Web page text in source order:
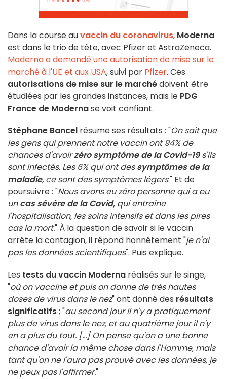
Dans la course auvaccin du coronavirus, Moderna
est dans le trio de tête, avec Pfizer et AstraZeneca.
Moderna a demandé une autorisation de mise sur le
marché à l'UE et aux USA, suivi par Pfizer. Ces
autorisations de mise sur le marchédoivent être
étudiées par les grandes instances, mais le PDG
France de Modernase voit confiant.
Stéphane Bancel résume ses résultats : "On sait que
les gens qui prennent notre vaccin ont 94% de
chances d'avoirzéro symptôme de la Covid-19s'ils
sont infectés. Les 6% qui ont dessymptômes de la
maladie, ce sont des symptômes légers." Et de
poursuivre : "Nous avons eu zéro personne qui a eu
uncas sévère de la Covid, qui entraîne
l'hospitalisation, les soins intensifs et dans les pires
cas la mort." À la question de savoir si le vaccin
arrête la contagion, il répond honnêtement "je n'ai
pas les données scientifiques". Puis explique.
Les tests du vaccin Moderna réalisés sur le singe,
"où on vaccine et puis on donne de très hautes
doses de virus dans le nez" ont donné des résultats
significatifs; "au second jour il n'y a pratiquement
plus de virus dans le nez, et au quatrième jour il n'y
en a plus du tout. [...] On pense qu'on a une bonne
chance d'avoir la même chose dans l'Homme, mais
tant qu'on ne l'aura pas prouvé avec les données, je
ne peux pas l'affirmer."